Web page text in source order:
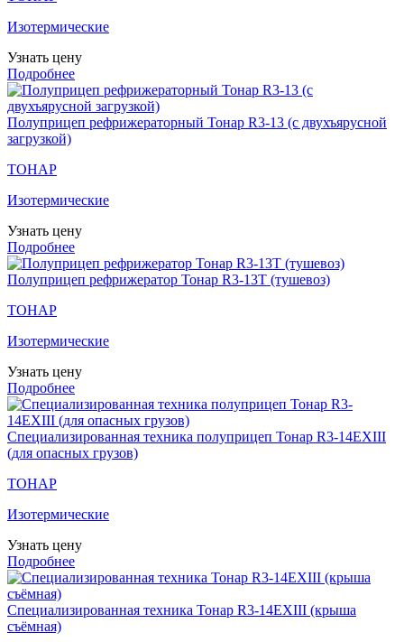
Изотермические
Узнать цену
Подробнее
Полуприцеп рефрижераторный Тонар R3-13 (с двухъярусной
загрузкой)
ТОНАР
Изотермические
Узнать цену
Подробнее
Полуприцеп рефрижератор Тонар R3-13T (тушевоз)
ТОНАР
Изотермические
Узнать цену
Подробнее
Специализированная техника полуприцеп Тонар R3-14EXIII
(для опасных грузов)
ТОНАР
Изотермические
Узнать цену
Подробнее
Специализированная техника Тонар R3-14EXIII (крыша
съёмная)